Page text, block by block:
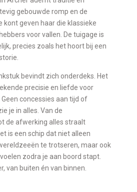
gebouwde romp en de
kont geven haar die klassieke
voor vallen. De tuigage is
precies zoals het hoort bij een
bevindt zich onderdeks. Het
precisie en liefde voor
concessies aan tijd of
je in alles. Van de
de afwerking alles straalt
is een schip dat niet alleen
te trotseren, maar ook
zodra je aan boord stapt.
van buiten én van binnen.